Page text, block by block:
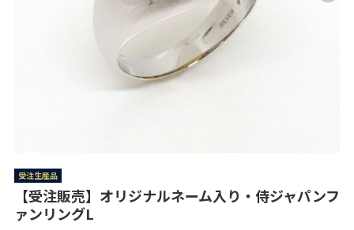
受注生産品
【受注販売】オリジナルネーム入り・侍ジャパンフ
ァンリングL